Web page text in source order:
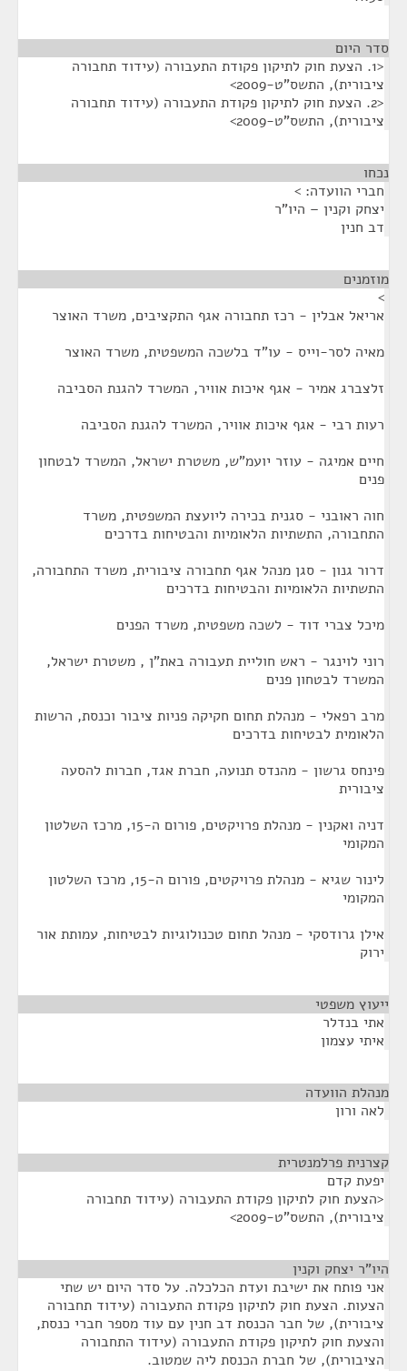
סדר היום
<1. הצעת חוק לתיקון פקודת התעבורה (עידוד תחבורה
ציבורית), התשס"ט-2009>
<2. הצעת חוק לתיקון פקודת התעבורה (עידוד תחבורה
ציבורית), התשס"ט-2009>
נכחו
חברי הוועדה: >
יצחק וקנין – היו"ר
דב חנין
מוזמנים
>
אריאל אבלין - רכז תחבורה אגף התקציבים, משרד האוצר
מאיה לסר-וייס - עו"ד בלשכה המשפטית, משרד האוצר
זלצברג אמיר - אגף איכות אוויר, המשרד להגנת הסביבה
רעות רבי - אגף איכות אוויר, המשרד להגנת הסביבה
חיים אמיגה - עוזר יועמ"ש, משטרת ישראל, המשרד לבטחון
פנים
חוה ראובני - סגנית בכירה ליועצת המשפטית, משרד
התחבורה, התשתיות הלאומיות והבטיחות בדרכים
דרור גנון - סגן מנהל אגף תחבורה ציבורית, משרד התחבורה,
התשתיות הלאומיות והבטיחות בדרכים
מיכל צברי דוד - לשכה משפטית, משרד הפנים
רוני לוינגר - ראש חוליית תעבורה באת"ן , משטרת ישראל,
המשרד לבטחון פנים
מרב רפאלי - מנהלת תחום חקיקה פניות ציבור וכנסת, הרשות
הלאומית לבטיחות בדרכים
פינחס גרשון - מהנדס תנועה, חברת אגד, חברות להסעה
ציבורית
דניה ואקנין - מנהלת פרויקטים, פורום ה-15, מרכז השלטון
המקומי
לינור שגיא - מנהלת פרויקטים, פורום ה-15, מרכז השלטון
המקומי
אילן גרודסקי - מנהל תחום טכנולוגיות לבטיחות, עמותת אור
ירוק
ייעוץ משפטי
אתי בנדלר
איתי עצמון
מנהלת הוועדה
לאה ורון
קצרנית פרלמנטרית
יפעת קדם
<הצעת חוק לתיקון פקודת התעבורה (עידוד תחבורה
ציבורית), התשס"ט-2009>
היו"ר יצחק וקנין
אני פותח את ישיבת ועדת הכלכלה. על סדר היום יש שתי
הצעות. הצעת חוק לתיקון פקודת התעבורה (עידוד תחבורה
ציבורית), של חבר הכנסת דב חנין עם עוד מספר חברי כנסת,
והצעת חוק לתיקון פקודת התעבורה (עידוד התחבורה
הציבורית), של חברת הכנסת ליה שמטוב.